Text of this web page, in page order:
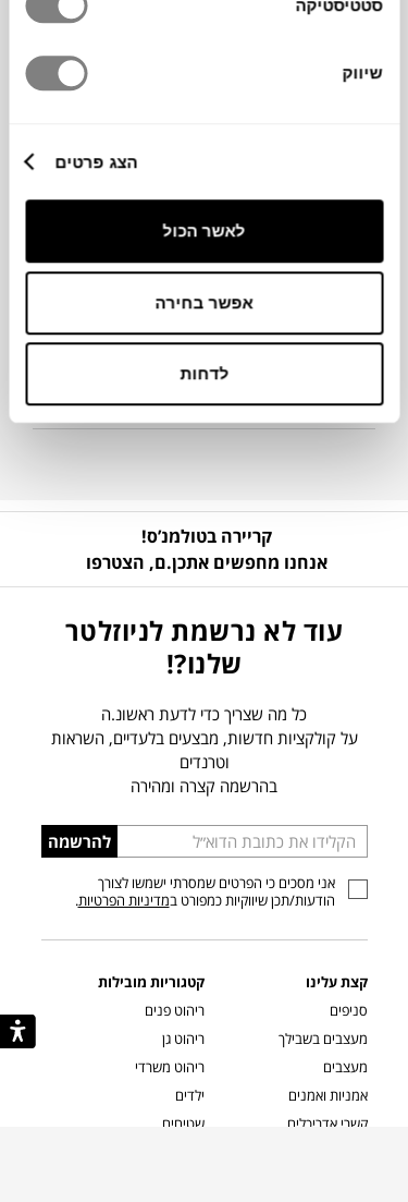
סטטיסטיקה
שיווק
הצג פרטים
לאשר הכול
אפשר בחירה
לדחות
מותג
מעצב
מידע על חומרים
פרטים נוספים
ניקיון ותחזוקה
קריירה בטולמנ’ס!
אנחנו מחפשים אתכן.ם, הצטרפו
עוד לא נרשמת לניוזלטר
שלנו?!
כל מה שצריך כדי לדעת ראשונ.ה
על קולקציות חדשות, מבצעים בלעדיים, השראות
וטרנדים
בהרשמה קצרה ומהירה
הכניסו
כתובת
דוא”ל
להרשמה
אני מסכים כי הפרטים שמסרתי ישמשו לצורך
הודעות/תכן שיווקיות כמפורט במדיניות הפרטיות.
קצת עלינו
סניפים
מעצבים בשבילך
מעצבים
אמניות ואמנים
קשרי אדריכלים
קטגוריות מובילות
ריהוט פנים
ריהוט גן
ריהוט משרדי
ילדים
שטיחים